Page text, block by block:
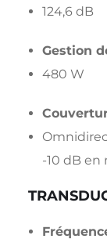
124,6 dB
Gestion
480 W
-10 dB en